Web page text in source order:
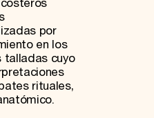
por
en los
talladas cuyo
rituales,